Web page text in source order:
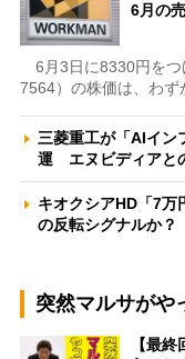
6月の
6月3日に8330円をつ
7564）の株価は、わ
三菱重工が「AIイン
運 エヌビディアと
キオクシアHD「7万
の反転シグナルか
突然マルサがや
【最